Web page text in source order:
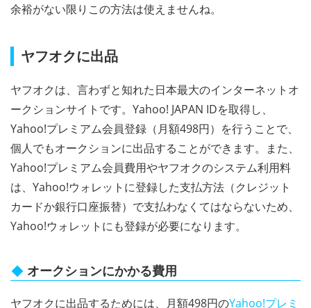
余裕がない限りこの方法は使えませんね。
ヤフオクに出品
ヤフオクは、言わずと知れた日本最大のインターネットオ
ークションサイトです。Yahoo! JAPAN IDを取得し、
Yahoo!プレミアム会員登録（月額498円）を行うことで、
個人でもオークションに出品することができます。また、
Yahoo!プレミアム会員費用やヤフオクのシステム利用料
は、Yahoo!ウォレットに登録した支払方法（クレジット
カードか銀行口座振替）で支払わなくてはならないため、
Yahoo!ウォレットにも登録が必要になります。
オークションにかかる費用
ヤフオクに出品するためには、月額498円のYahoo!プレミ